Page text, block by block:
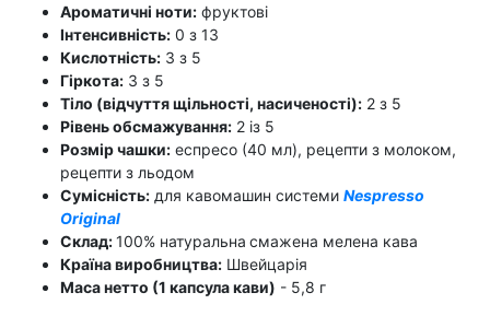
Ароматичні ноти: фруктові
Інтенсивність: 0 з 13
Кислотність: 3 з 5
Гіркота: 3 з 5
Тіло (відчуття щільності, насиченості): 2 з 5
Рівень обсмажування: 2 із 5
Розмір чашки: еспресо (40 мл), рецепти з молоком,
рецепти з льодом
Сумісність: для кавомашин системи Nespresso
Original
Склад:100% натуральна смажена мелена кава
Країна виробництва: Швейцарія
Маса нетто (1 капсула кави) - 5,8 г